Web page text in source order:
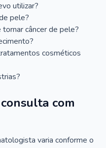
utilizar?
pele?
câncer de pele?
cosméticos
com
varia conforme o